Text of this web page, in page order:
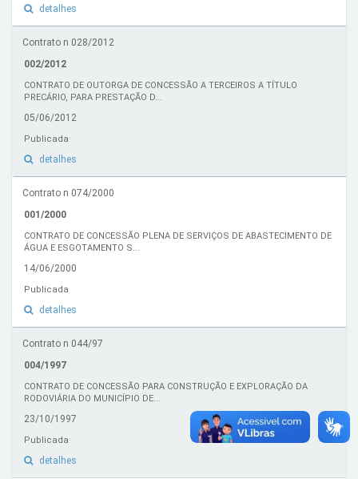
detalhes
Contrato n 028/2012
002/2012
CONTRATO DE OUTORGA DE CONCESSÃO A TERCEIROS A TÍTULO
PRECÁRIO, PARA PRESTAÇÃO D...
05/06/2012
Publicada
detalhes
Contrato n 074/2000
001/2000
CONTRATO DE CONCESSÃO PLENA DE SERVIÇOS DE ABASTECIMENTO DE
ÁGUA E ESGOTAMENTO S...
14/06/2000
Publicada
detalhes
Contrato n 044/97
004/1997
CONTRATO DE CONCESSÃO PARA CONSTRUÇÃO E EXPLORAÇÃO DA
RODOVIÁRIA DO MUNICÍPIO DE...
23/10/1997
Publicada
detalhes